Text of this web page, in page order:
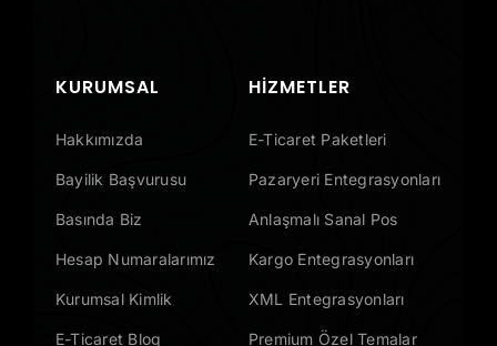
KURUMSAL
Hakkımızda
Bayilik Başvurusu
Basında Biz
Hesap Numaralarımız
Kurumsal Kimlik
E-Ticaret Blog
HIZMETLER
E-Ticaret Paketleri
Pazaryeri Entegrasyonları
Anlaşmalı Sanal Pos
Kargo Entegrasyonları
XML Entegrasyonları
Premium Özel Temalar